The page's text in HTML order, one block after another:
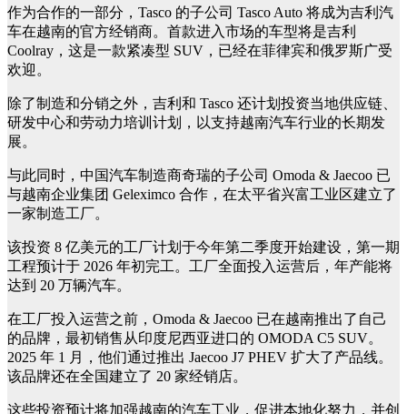
作为合作的一部分，Tasco 的子公司 Tasco Auto 将成为吉利汽
车在越南的官方经销商。首款进入市场的车型将是吉利
Coolray，这是一款紧凑型 SUV，已经在菲律宾和俄罗斯广受
欢迎。
除了制造和分销之外，吉利和 Tasco 还计划投资当地供应链、
研发中心和劳动力培训计划，以支持越南汽车行业的长期发
展。
与此同时，中国汽车制造商奇瑞的子公司 Omoda & Jaecoo 已
与越南企业集团 Geleximco 合作，在太平省兴富工业区建立了
一家制造工厂。
该投资 8 亿美元的工厂计划于今年第二季度开始建设，第一期
工程预计于 2026 年初完工。工厂全面投入运营后，年产能将
达到 20 万辆汽车。
在工厂投入运营之前，Omoda & Jaecoo 已在越南推出了自己
的品牌，最初销售从印度尼西亚进口的 OMODA C5 SUV。
2025 年 1 月，他们通过推出 Jaecoo J7 PHEV 扩大了产品线。
该品牌还在全国建立了 20 家经销店。
这些投资预计将加强越南的汽车工业，促进本地化努力，并创